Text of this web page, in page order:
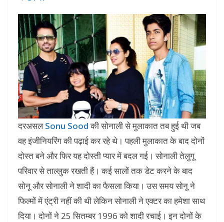
दरअसलSonu Soodकी सोनाली से मुलाकात तब हुई थी जब
वह इंजीनियरिंग की पढ़ाई कर रहे थे। पहली मुलाकात के बाद दोनों
दोस्त बने और फिर यह दोस्ती प्यार में बदल गई। सोनाली तेलुगू
परिवार से ताल्लुक रखती हैं। कई सालों तक डेट करने के बाद
सोनू और सोनाली ने शादी का फैसला किया। उस समय सोनू ने
फिल्मों में एंट्री नहीं की थी लेकिन सोनाली ने एक्टर का हमेशा साथ
दिया। दोनों ने 25 सितम्बर 1996 को शादी रचाई। इन दोनों के